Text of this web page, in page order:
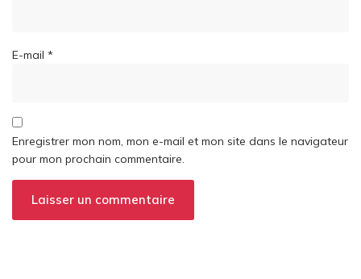
E-mail *
Enregistrer mon nom, mon e-mail et mon site dans le navigateur
pour mon prochain commentaire.